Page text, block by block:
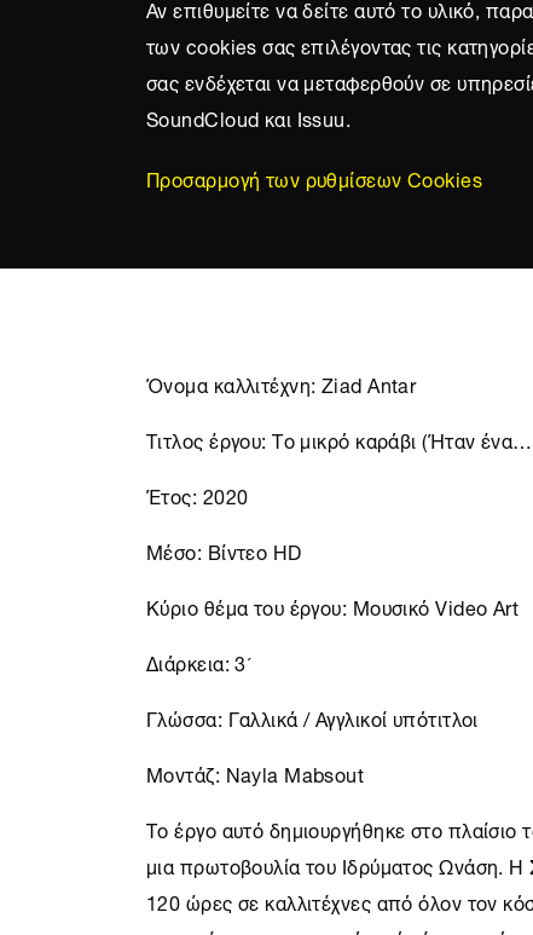
Αν επιθυμείτε να δείτε αυτό το υλικό,
των cookies σας επιλέγοντας τις
σας ενδέχεται να μεταφερθούν σε
SoundCloud και Issuu.
Προσαρμογή των ρυθμίσεων Cookies
Όνομα καλλιτέχνη: Ziad Antar
Τιτλος έργου: Το μικρό καράβι (Ήταν
Έτος: 2020
Μέσο: Βίντεο HD
Κύριο θέμα του έργου: Μουσικό Video Art
Διάρκεια: 3´
Γλώσσα: Γαλλικά / Αγγλικοί υπότιτλοι
Μοντάζ: Nayla Mabsout
Το έργο αυτό δημιουργήθηκε στο
μια πρωτοβουλία του Ιδρύματος Ωνάση. H
120 ώρες σε καλλιτέχνες από όλον τον